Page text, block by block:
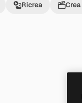
Ricrea